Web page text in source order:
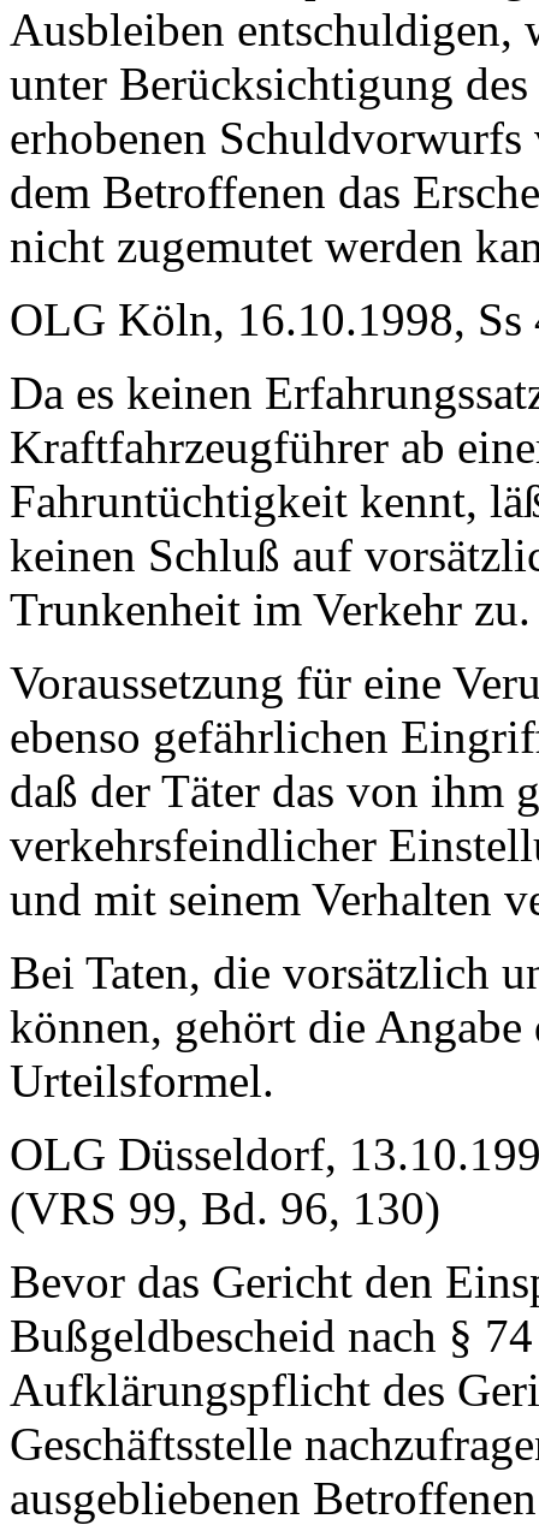
Ausbleiben entschuldigen,
unter Berücksichtigung
erhobenen
dem Betroffenen das
nicht zugemutet werden
OLG Köln, 16.10.1998,
Da es keinen
Kraftfahrzeugführer ab
Fahruntüchtigkeit kennt,
keinen Schluß auf
Trunkenheit im Verkehr zu.
Voraussetzung für eine
ebenso gefährlichen
daß der Täter das von ihm
verkehrsfeindlicher
und mit seinem Verhalten
Bei Taten, die vorsätzlich
können, gehört die
Urteilsformel.
OLG Düsseldorf,
(VRS 99, Bd. 96, 130)
Bevor das Gericht den
Bußgeldbescheid nach §
Aufklärungspflicht des
Geschäftsstelle
ausgebliebenen